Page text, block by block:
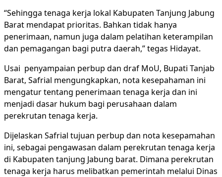
“Sehingga tenaga kerja lokal Kabupaten Tanjung Jabung
Barat mendapat prioritas. Bahkan tidak hanya
penerimaan, namun juga dalam pelatihan keterampilan
dan pemagangan bagi putra daerah,” tegas Hidayat.
Usai penyampaian perbup dan draf MoU, Bupati Tanjab
Barat, Safrial mengungkapkan, nota kesepahaman ini
mengatur tentang penerimaan tenaga kerja dan ini
menjadi dasar hukum bagi perusahaan dalam
perekrutan tenaga kerja.
Dijelaskan Safrial tujuan perbup dan nota kesepamahan
ini, sebagai pengawasan dalam perekrutan tenaga kerja
di Kabupaten tanjung Jabung barat. Dimana perekrutan
tenaga kerja harus melibatkan pemerintah melalui Dinas